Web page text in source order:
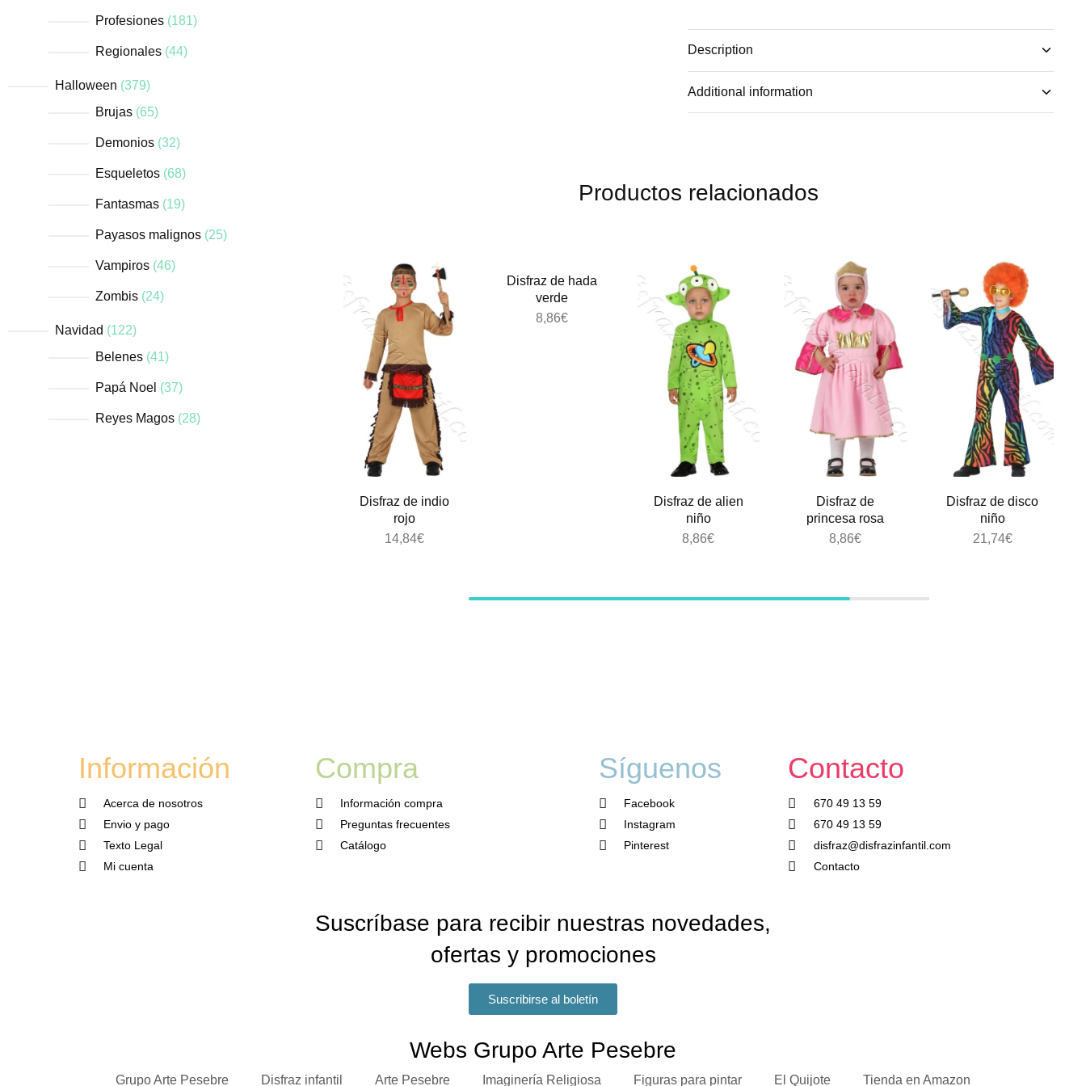
Description
Additional information
Productos relacionados
Disfraz de indio
rojo
14,84€
Disfraz de hada
verde
8,86€
Disfraz de alien
niño
8,86€
Disfraz de
princesa rosa
8,86€
Disfraz de disco
niño
21,74€
Profesiones 181
Regionales 44
Halloween 379
Brujas 65
Demonios 32
Esqueletos 68
Fantasmas 19
Payasos malignos 25
Vampiros 46
Zombis 24
Navidad
122
Belenes 41
Papá Noel 37
Reyes Magos 28
Información
Acerca de nosotros
Envio y pago
Texto Legal
Mi cuenta
Compra
Información compra
Preguntas frecuentes
Catálogo
Síguenos
Facebook
Instagram
Pinterest
Contacto
670 49 13 59
670 49 13 59
disfraz@disfrazinfantil.com
Contacto
Suscríbase para recibir nuestras novedades,
ofertas y promociones
Suscribirse al boletín
Webs Grupo Arte Pesebre
Grupo Arte Pesebre Disfraz infantil Arte Pesebre Imaginería Religiosa Figuras para pintar El Quijote Tienda en Amazon